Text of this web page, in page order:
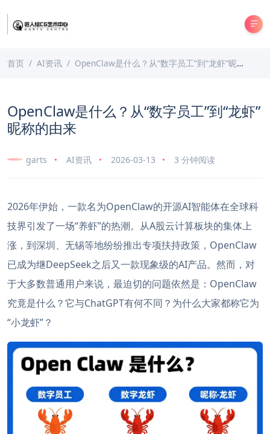
首页 AI资讯 OpenClaw是什么？从“数字员工”到“龙虾”昵称的由来
OpenClaw是什么？从“数字员工”到“龙虾”
昵称的由来
garts AI资讯 2026-03-13 3 分钟阅读
2026年伊始，一款名为OpenClaw的开源AI智能体在全球科
技界引发了一场“养虾”的热潮。从A股云计算板块的集体上
涨，到深圳、无锡等地纷纷推出专项扶持政策，OpenClaw
已成为继DeepSeek之后又一款现象级的AI产品。然而，对
于大多数普通用户来说，最迫切的问题依然是：OpenClaw
究竟是什么？它与ChatGPT有何不同？为什么大家都称它为
“小龙虾”？